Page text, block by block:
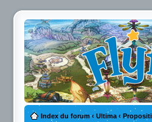
Index du forum ‹ Ultima ‹